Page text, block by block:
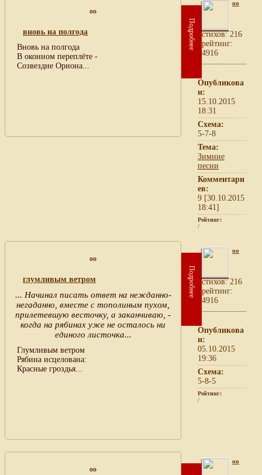
oo
вновь на полгода
Вновь на полгода
В оконном переплёте -
Созвездие Ориона...
Подробнее
oo
cтихов: 216
рейтинг:
4916
Опубликова
н:
15.10.2015
18:31
Схема:
5-7-8
Тема:
Зимние
песни
Комментари
ев:
9 [30.10.2015
18:41]
Рейтинг:
/
oo
глумливым ветром
... Начинал писать ответ на нежданно-
негаданно, вместе с тополиным пухом,
прилетевшую весточку, а заканчиваю, -
когда на рябинах уже не осталось ни
единого листочка...
Глумливым ветром
Рябина исцелована:
Красные гроздья...
Подробнее
oo
cтихов: 216
рейтинг:
4916
Опубликова
н:
05.10.2015
19:36
Схема:
5-8-5
Рейтинг:
/
oo
oo